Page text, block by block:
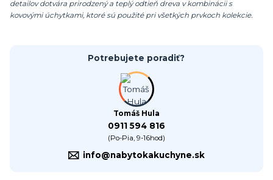
detailov dotvára prirodzený a teplý odtieň dreva v kombinácii s
kovovými úchytkami, ktoré sú použité pri všetkých prvkoch kolekcie.
Potrebujete poradiť?
Tomáš Hula
0911 594 816
(Po-Pia, 9-16hod)
info@nabytokakuchyne.sk